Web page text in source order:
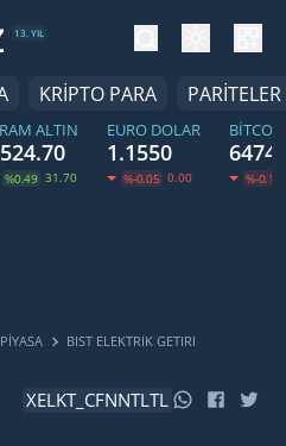
13. YIL
KRİPTO PARA PARİTELER
ALTIN
%0.49 31.70
EURO DOLAR
1.1550
%-0.05 0.00 %-0.16
BIST ELEKTRIK GETIRI
XELKT_CFNNTLTL